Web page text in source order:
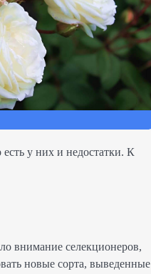
у них и недостатки. К
внимание селекционеров,
новые сорта, выведенные